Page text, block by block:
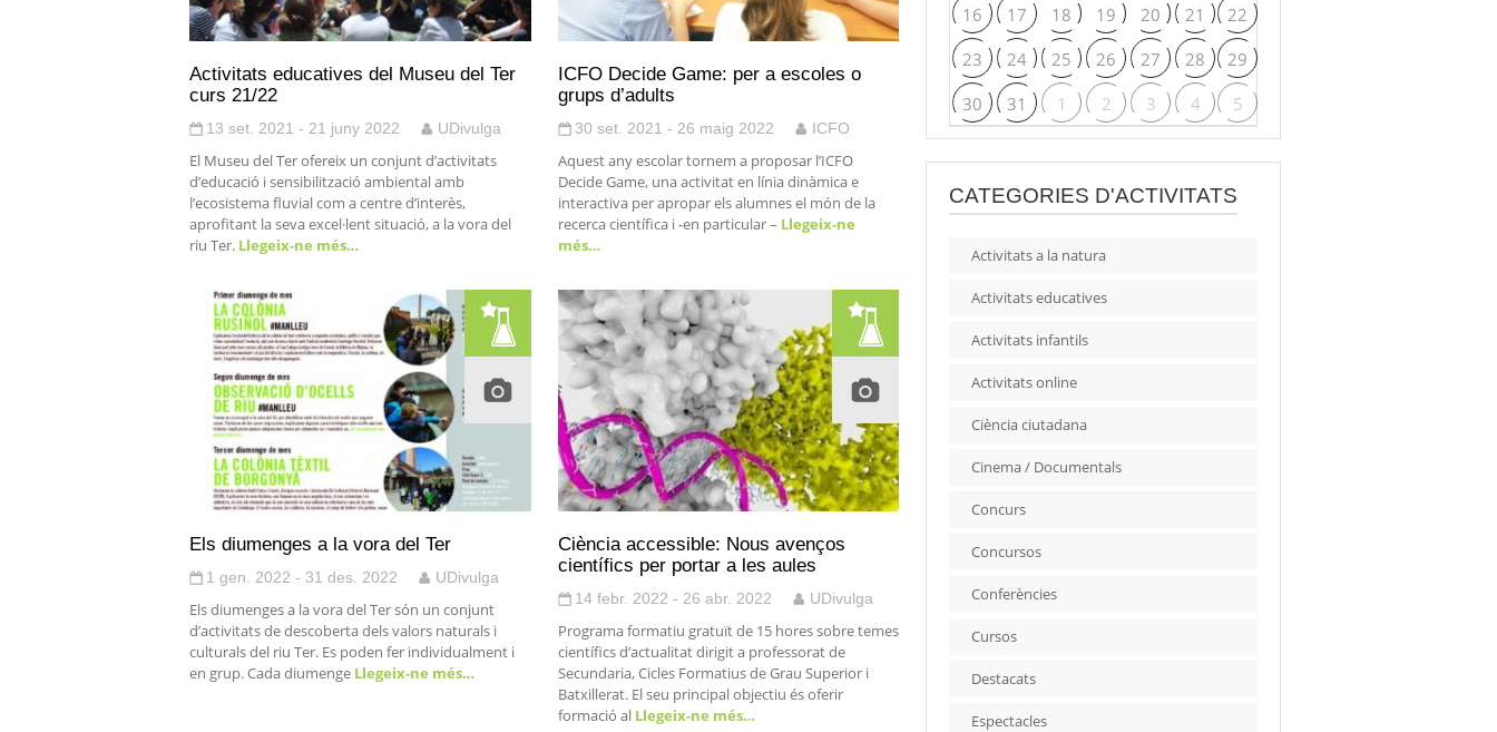
Activitats educatives del Museu del Ter
curs 21/22
13 set. 2021 - 21 juny 2022 UDivulga
El Museu del Ter ofereix un conjunt d’activitats
d’educació i sensibilització ambiental amb
l’ecosistema fluvial com a centre d’interès,
aprofitant la seva excel·lent situació, a la vora del
riu Ter. Llegeix-ne més…
ICFO Decide Game: per a escoles o
grups d’adults
30 set. 2021 - 26 maig 2022 ICFO
Aquest any escolar tornem a proposar l’ICFO
Decide Game, una activitat en línia dinàmica e
interactiva per apropar els alumnes el món de la
recerca científica i -en particular – Llegeix-ne
més…
Els diumenges a la vora del Ter
1 gen. 2022 - 31 des. 2022 UDivulga
Els diumenges a la vora del Ter són un conjunt
d’activitats de descoberta dels valors naturals i
culturals del riu Ter. Es poden fer individualment i
en grup. Cada diumenge Llegeix-ne més…
Ciència accessible: Nous avenços
científics per portar a les aules
14 febr. 2022 - 26 abr. 2022 UDivulga
Programa formatiu gratuït de 15 hores sobre temes
científics d’actualitat dirigit a professorat de
Secundaria, Cicles Formatius de Grau Superior i
Batxillerat. El seu principal objectiu és oferir
formació alLlegeix-ne més…
16
17 18 19 20 21
22
23
24 25 26 27 28
29
30
31 1 2 3 4 5
CATEGORIES D'ACTIVITATS
Activitats a la natura
Activitats educatives
Activitats infantils
Activitats online
Ciència ciutadana
Cinema / Documentals
Concurs
Concursos
Conferències
Cursos
Destacats
Espectacles